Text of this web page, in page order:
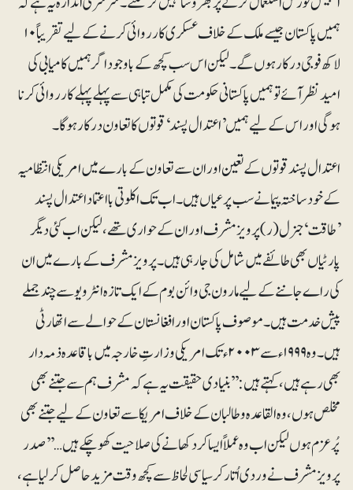
ہمیں پاکستان جیسے ملک کے خلاف عسکری کارروائی کرنے کے لیے تقریباً ۱۰
لاکھ فوجی درکار ہوں گے۔ لیکن اس سب کچھ کے باوجود اگر ہمیں کامیابی کی
امید نظر آئے تو ہمیں پاکستانی حکومت کی مکمل تباہی سے پہلے پہلے کارروائی کرنا
ہوگی اور اس کے لیے ہمیں ’اعتدال پسند‘ قوتوں کا تعاون درکار ہوگا۔
اعتدال پسند قوتوں کے تعین اور ان سے تعاون کے بارے میں امریکی انتظامیہ
کے خودساختہ پیمانے سب پر عیاں ہیں۔ اب تک اکلوتی بااعتماد اعتدال پسند
’طاقت‘ جنرل (ر) پرویز مشرف اور ان کے حواری تھے، لیکن اب کئی دیگر
پارٹیاں بھی طائفے میں شامل کی جارہی ہیں۔ پرویز مشرف کے بارے میں ان
کی راے جاننے کے لیے مارون جی وائن بوم کے ایک تازہ انٹرویو سے چند جملے
پیش خدمت ہیں۔ موصوف پاکستان اور افغانستان کے حوالے سے اتھارٹی
ہیں۔ وہ ۱۹۹۹ء سے ۲۰۰۳ء تک امریکی وزارتِ خارجہ میں باقاعدہ ذمہ دار
بھی رہے ہیں، کہتے ہیں: ’’بنیادی حقیقت یہ ہے کہ مشرف ہم سے جتنے بھی
مخلص ہوں، وہ القاعدہ و طالبان کے خلاف امریکا سے تعاون کے لیے جتنے بھی
پُرعزم ہوں لیکن اب وہ عملاً ایسا کر دکھانے کی صلاحیت کھو چکے ہیں… ’’صدر
پرویز مشرف نے وردی اُتار کر سیاسی لحاظ سے کچھ وقت مزیدحاصل کرلیا ہے،